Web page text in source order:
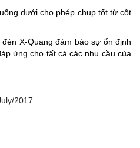
dưới cho phép chụp tốt từ cột
X-Quang đảm bảo sự ổn định
ứng cho tất cả các nhu cầu của
2017